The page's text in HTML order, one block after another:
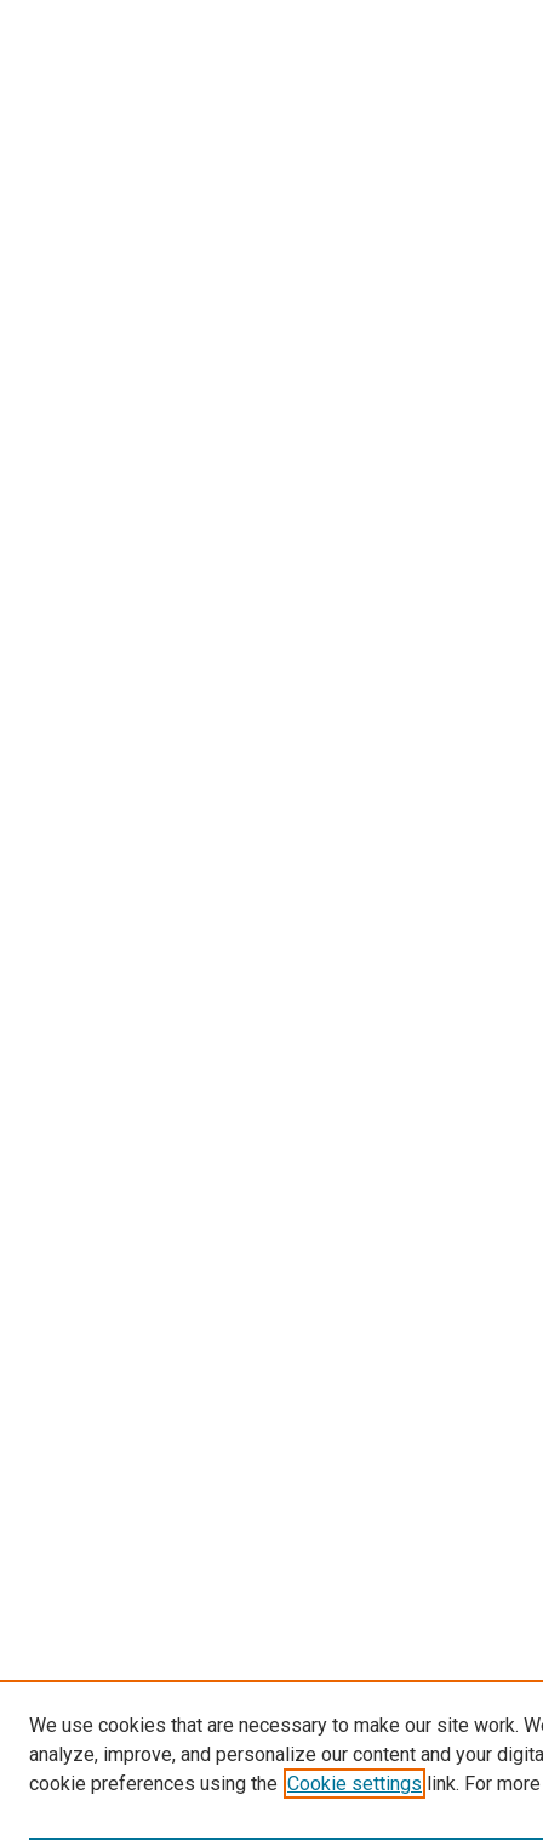
We use cookies that are necessary to make our site work.
analyze, improve, and personalize our content and your
cookie preferences using the Cookie settings link. For